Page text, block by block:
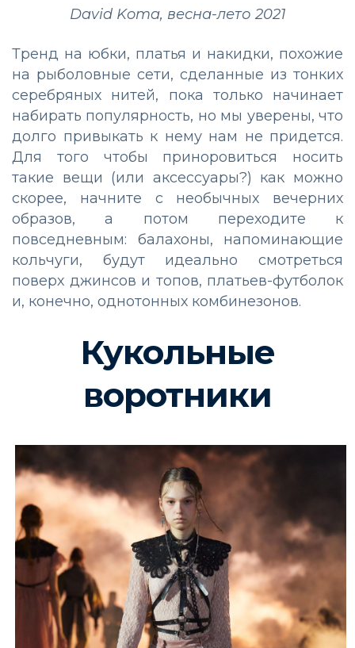
David Koma, весна-лето 2021
Тренд на юбки, платья и накидки, похожие
на рыболовные сети, сделанные из тонких
серебряных нитей, пока только начинает
набирать популярность, но мы уверены, что
долго привыкать к нему нам не придется.
Для того чтобы приноровиться носить
такие вещи (или аксессуары?) как можно
скорее, начните с необычных вечерних
образов, а потом переходите к
повседневным: балахоны, напоминающие
кольчуги, будут идеально смотреться
поверх джинсов и топов, платьев-футболок
и, конечно, однотонных комбинезонов.
Кукольные
воротники